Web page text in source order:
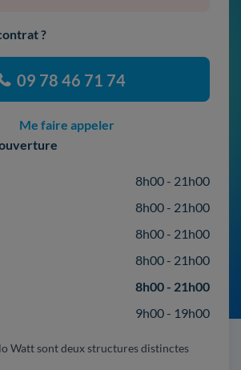
?
09 78 46 71 74
Me faire appeler
8h00 - 21h00
8h00 - 21h00
8h00 - 21h00
8h00 - 21h00
8h00 - 21h00
9h00 - 19h00
Watt sont deux structures distinctes